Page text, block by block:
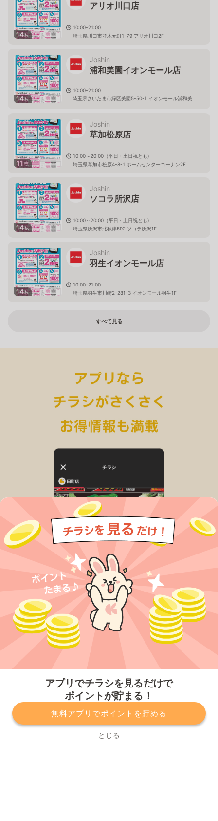
アプリでチラシを見るだけで
ポイントが貯まる！
無料アプリでポイントを貯める
とじる
14枚
アリオ川口店
10:00-21:00
埼玉県川口市並木元町1-79 アリオ川口2F
14枚
Joshin
浦和美園イオンモール店
10:00-21:00
埼玉県さいたま市緑区美園5-50-1 イオンモール浦和美
園1F
11枚
Joshin
草加松原店
10:00～20:00（平日・土日祝とも)
埼玉県草加市松原4-8-1 ホームセンターコーナン2F
14枚
Joshin
ソコラ所沢店
10:00～20:00（平日・土日祝とも)
埼玉県所沢市北秋津592 ソコラ所沢1F
14枚
Joshin
羽生イオンモール店
10:00-21:00
埼玉県羽生市川崎2-281-3 イオンモール羽生1F
すべて見る
プライバシーポリシー 利用規約
運営会社
サービスに関してのお問い合わせ